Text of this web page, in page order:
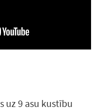
uz 9 asu kustību